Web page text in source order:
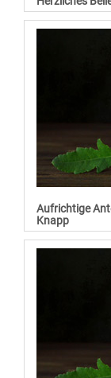
Aufrichtige
Knapp